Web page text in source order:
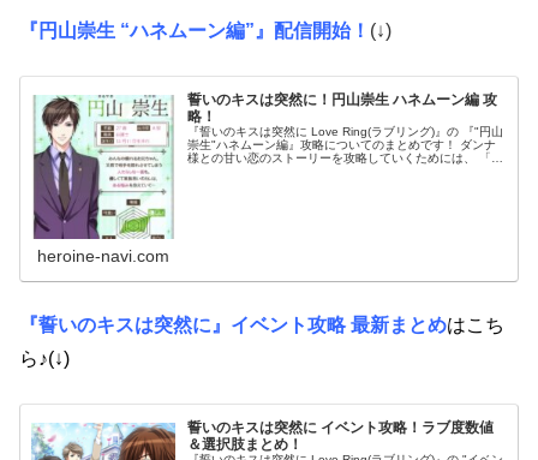
『円山崇生 “ハネムーン編”』配信開始！ (↓)
誓いのキスは突然に！円山崇生 ハネムーン編 攻
略！
『誓いのキスは突然に Love Ring(ラブリング)』の 『"円山
崇生"ハネムーン編』攻略についてのまとめです！ ダンナ
様との甘い恋のストーリーを攻略していくためには、 「奥
heroine-navi.com
『誓いのキスは突然に』イベント攻略 最新まとめはこち
ら♪(↓)
誓いのキスは突然に イベント攻略！ラブ度数値
＆選択肢まとめ！